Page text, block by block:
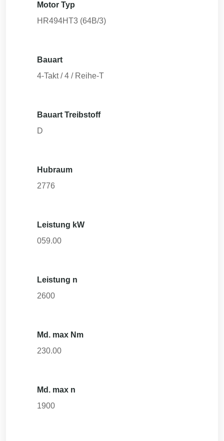
Motor Typ
HR494HT3 (64B/3)
Bauart
4-Takt / 4 / Reihe-T
Bauart Treibstoff
D
Hubraum
2776
Leistung kW
059.00
Leistung n
2600
Md. max Nm
230.00
Md. max n
1900